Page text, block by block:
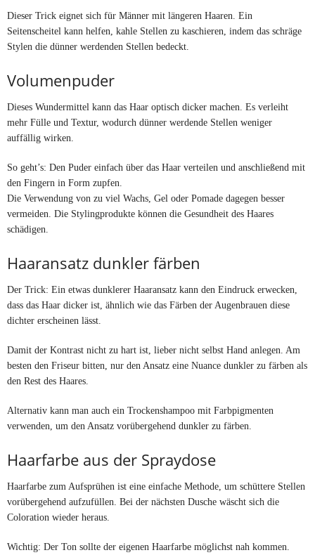
Dieser Trick eignet sich für Männer mit längeren Haaren. Ein
Seitenscheitel kann helfen, kahle Stellen zu kaschieren, indem das schräge
Stylen die dünner werdenden Stellen bedeckt.
Volumenpuder
Dieses Wundermittel kann das Haar optisch dicker machen. Es verleiht
mehr Fülle und Textur, wodurch dünner werdende Stellen weniger
auffällig wirken.
So geht’s: Den Puder einfach über das Haar verteilen und anschließend mit
den Fingern in Form zupfen.
Die Verwendung von zu viel Wachs, Gel oder Pomade dagegen besser
vermeiden. Die Stylingprodukte können die Gesundheit des Haares
schädigen.
Haaransatz dunkler färben
Der Trick: Ein etwas dunklerer Haaransatz kann den Eindruck erwecken,
dass das Haar dicker ist, ähnlich wie das Färben der Augenbrauen diese
dichter erscheinen lässt.
Damit der Kontrast nicht zu hart ist, lieber nicht selbst Hand anlegen. Am
besten den Friseur bitten, nur den Ansatz eine Nuance dunkler zu färben als
den Rest des Haares.
Alternativ kann man auch ein Trockenshampoo mit Farbpigmenten
verwenden, um den Ansatz vorübergehend dunkler zu färben.
Haarfarbe aus der Spraydose
Haarfarbe zum Aufsprühen ist eine einfache Methode, um schüttere Stellen
vorübergehend aufzufüllen. Bei der nächsten Dusche wäscht sich die
Coloration wieder heraus.
Wichtig: Der Ton sollte der eigenen Haarfarbe möglichst nah kommen.